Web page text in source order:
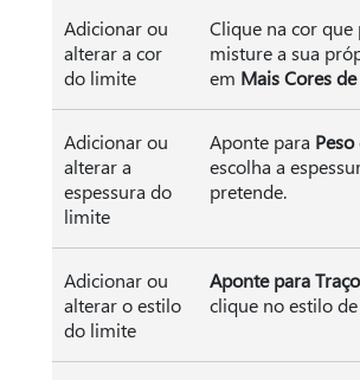
Adicionar ou
alterar a cor
do limite
Clique na cor que
misture a sua
em Mais Cores
Adicionar ou
alterar a
espessura do
limite
Aponte para Peso
escolha a
pretende.
Adicionar ou
alterar o estilo
do limite
Aponte para
clique no estilo